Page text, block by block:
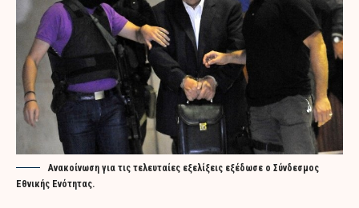
Ανακοίνωση για τις τελευταίες εξελίξεις εξέδωσε ο Σύνδεσμος
Εθνικής Ενότητας.